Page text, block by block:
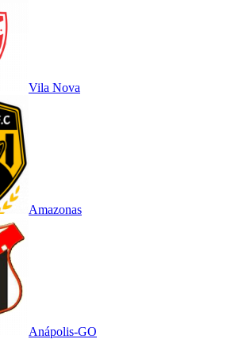
Vila Nova
Amazonas
Anápolis-GO